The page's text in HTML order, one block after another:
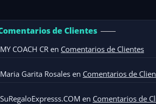
de Clientes
MY COACH CR en Comentarios de Clientes
Maria Garita Rosales en Comentarios de
SuRegaloExpresss.COM en Comentarios de